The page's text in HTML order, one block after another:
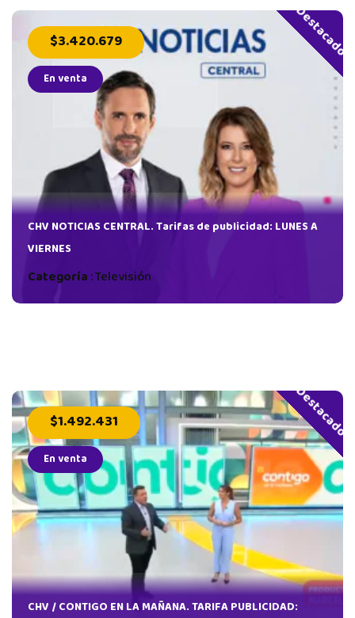
Destacado
$3.420.679
En venta
CHV NOTICIAS CENTRAL. Tarifas de publicidad: LUNES A
VIERNES
Categoría:Televisión
Destacado
$1.492.431
En venta
CHV / CONTIGO EN LA MAÑANA. TARIFA PUBLICIDAD: